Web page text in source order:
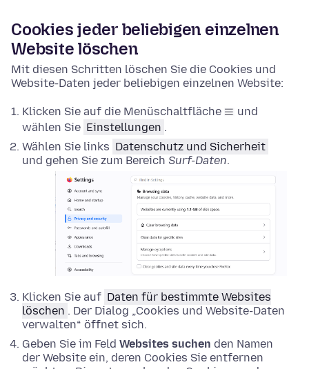
Cookies jeder beliebigen einzelnen
Website löschen
Mit diesen Schritten löschen Sie die Cookies und
Website-Daten jeder beliebigen einzelnen Website:
Klicken Sie auf die Menüschaltfläche
und
wählen Sie Einstellungen .
Wählen Sie links Datenschutz und Sicherheit
und gehen Sie zum Bereich Surf-Daten.
Klicken Sie auf Daten für bestimmte Websites
löschen . Der Dialog „Cookies und Website-Daten
verwalten“ öffnet sich.
Geben Sie im Feld Websites suchen den Namen
der Website ein, deren Cookies Sie entfernen